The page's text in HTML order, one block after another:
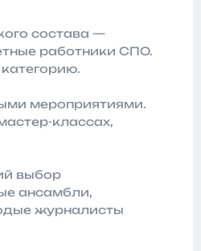
состава —
работники СПО.
мероприятиями.
классах,
выбор
ансамбли,
журналисты